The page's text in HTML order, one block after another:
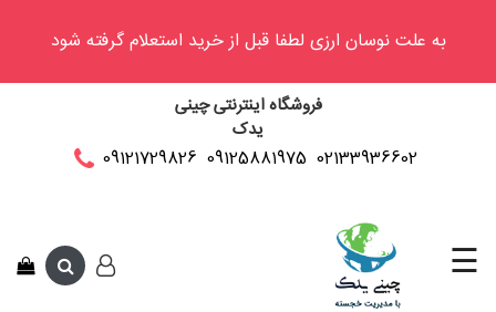
به علت نوسان ارزی لطفا قبل از خرید استعلام گرفته شود
فروشگاه اینترنتی چینی
یدک
02133936602
09125881975
09121729826
وینگل
سی
کاپرا
☰